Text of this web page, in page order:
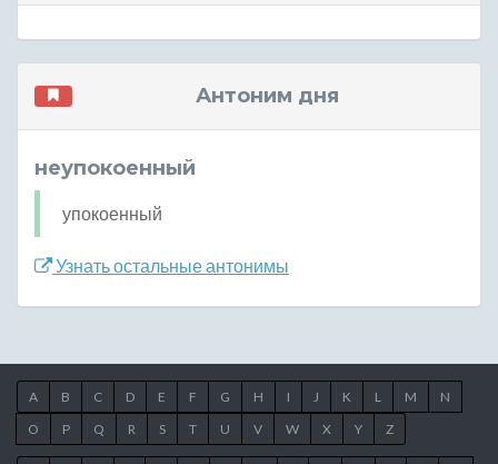
Антоним дня
неупокоенный
упокоенный
Узнать остальные антонимы
A B C D E F G H I J K L M
N
O
P Q R S T U V W X Y Z